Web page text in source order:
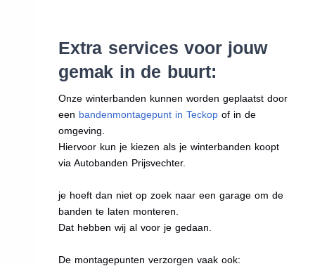
Extra services voor jouw
gemak in de buurt:
Onze winterbanden kunnen worden geplaatst door
een bandenmontagepunt in Teckop of in de
omgeving.
Hiervoor kun je kiezen als je winterbanden koopt
via Autobanden Prijsvechter.
je hoeft dan niet op zoek naar een garage om de
banden te laten monteren.
Dat hebben wij al voor je gedaan.
De montagepunten verzorgen vaak ook: